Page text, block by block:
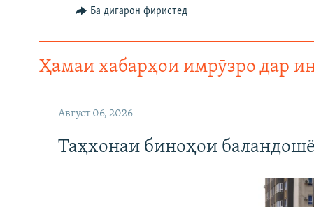
Ба дигарон фиристед
Ҳамаи хабарҳои имрӯзро дар
Август 06, 2026
Таҳхонаи биноҳои